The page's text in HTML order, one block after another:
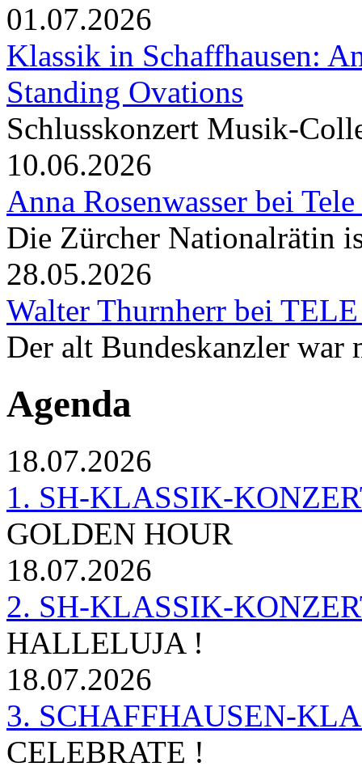
01.07.2026
Klassik in Schaffhausen:
Standing Ovations
Schlusskonzert Musik-
10.06.2026
Anna Rosenwasser bei
Die Zürcher Nationalrätin
28.05.2026
Walter Thurnherr bei
Der alt Bundeskanzler war
Agenda
18.07.2026
1. SH-KLASSIK-
GOLDEN HOUR
18.07.2026
2. SH-KLASSIK-
HALLELUJA !
18.07.2026
3. SCHAFFHAUSEN-
CELEBRATE !